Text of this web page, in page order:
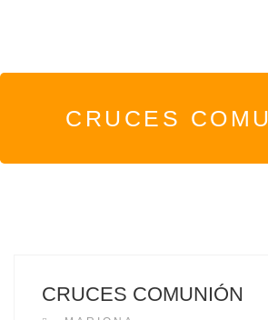
CRUCES
CRUCES COMUNIÓN